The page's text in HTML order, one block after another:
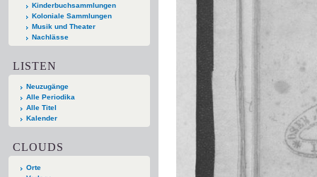
Kinderbuchsammlungen
Koloniale Sammlungen
Musik und Theater
Nachlässe
LISTEN
Neuzugänge
Alle Periodika
Alle Titel
Kalender
CLOUDS
Orte